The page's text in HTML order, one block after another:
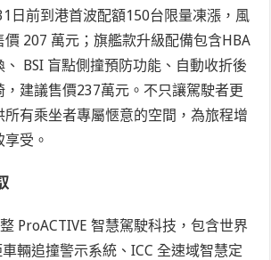
日前到港首波配額150台限量凍漲，風
價 207 萬元；旗艦款升級配備包含HBA
BSI 盲點側撞預防功能、自動收折後
建議售價237萬元。不只讓駕駛者更
有乘坐者專屬愜意的空間，為旅程增
受。
ProACTIVE 智慧駕駛科技，包含世界
車輛追撞警示系統、ICC 全速域智慧定